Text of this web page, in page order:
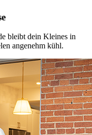
bleibt dein Kleines in
angenehm kühl.